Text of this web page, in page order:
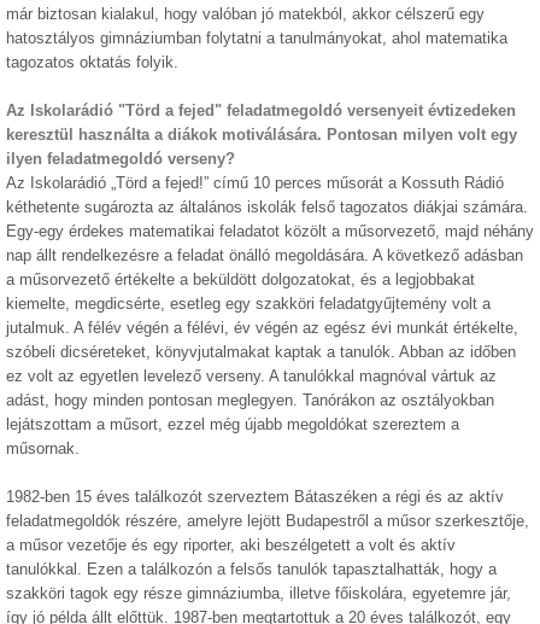
már biztosan kialakul, hogy valóban jó matekból, akkor célszerű egy
hatosztályos gimnáziumban folytatni a tanulmányokat, ahol matematika
tagozatos oktatás folyik.
Az Iskolarádió "Törd a fejed" feladatmegoldó versenyeit évtizedeken
keresztül használta a diákok motiválására. Pontosan milyen volt egy
ilyen feladatmegoldó verseny?
Az Iskolarádió „Törd a fejed!” című 10 perces műsorát a Kossuth Rádió
kéthetente sugározta az általános iskolák felső tagozatos diákjai számára.
Egy-egy érdekes matematikai feladatot közölt a műsorvezető, majd néhány
nap állt rendelkezésre a feladat önálló megoldására. A következő adásban
a műsorvezető értékelte a beküldött dolgozatokat, és a legjobbakat
kiemelte, megdicsérte, esetleg egy szakköri feladatgyűjtemény volt a
jutalmuk. A félév végén a félévi, év végén az egész évi munkát értékelte,
szóbeli dicséreteket, könyvjutalmakat kaptak a tanulók. Abban az időben
ez volt az egyetlen levelező verseny. A tanulókkal magnóval vártuk az
adást, hogy minden pontosan meglegyen. Tanórákon az osztályokban
lejátszottam a műsort, ezzel még újabb megoldókat szereztem a
műsornak.
1982-ben 15 éves találkozót szerveztem Bátaszéken a régi és az aktív
feladatmegoldók részére, amelyre lejött Budapestről a műsor szerkesztője,
a műsor vezetője és egy riporter, aki beszélgetett a volt és aktív
tanulókkal. Ezen a találkozón a felsős tanulók tapasztalhatták, hogy a
szakköri tagok egy része gimnáziumba, illetve főiskolára, egyetemre jár,
így jó példa állt előttük. 1987-ben megtartottuk a 20 éves találkozót, egy